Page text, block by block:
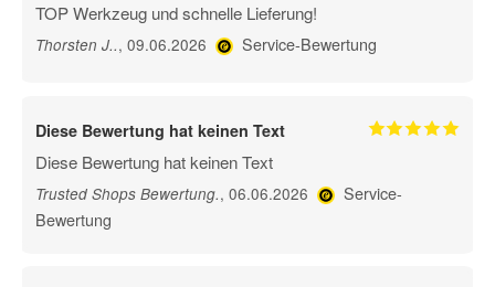
TOP Werkzeug und schnelle Lieferung!
Thorsten J.., 09.06.2026 Service-Bewertung
Diese Bewertung hat keinen Text
Diese Bewertung hat keinen Text
Trusted Shops Bewertung., 06.06.2026
Service-
Bewertung